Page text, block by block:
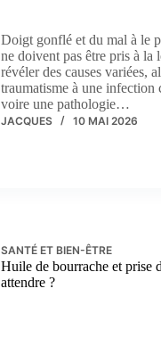
Doigt gonflé et du mal à le
ne doivent pas être pris à la
révéler des causes variées,
traumatisme à une infection
voire une pathologie…
JACQUES 10 MAI 2026
SANTÉ ET BIEN-ÊTRE
Huile de bourrache et prise
attendre ?